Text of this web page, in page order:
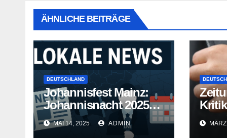
ÄHNLICHE BEITRÄGE
DEUTSCHLAND
Johannisfest Mainz:
Johannisnacht 2025
ohne Feuerwerk
MAI 14, 2025 ADMIN
als